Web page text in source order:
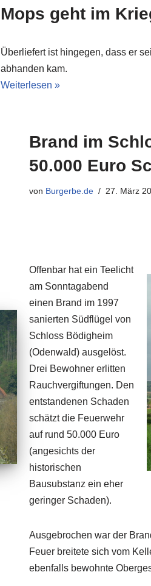
Mops geht im
Überliefert ist hingegen, dass er
abhanden kam.
Weiterlesen »
Brand im
50.000 Euro
von Burgerbe.de 27. März
Offenbar hat ein Teelicht
am Sonntagabend
einen Brand im 1997
sanierten Südflügel von
Schloss Bödigheim
(Odenwald) ausgelöst.
Drei Bewohner erlitten
Rauchvergiftungen. Den
entstandenen Schaden
schätzt die Feuerwehr
auf rund 50.000 Euro
(angesichts der
historischen
Bausubstanz ein eher
geringer Schaden).
Ausgebrochen war der
Feuer breitete sich vom
ebenfalls bewohnte